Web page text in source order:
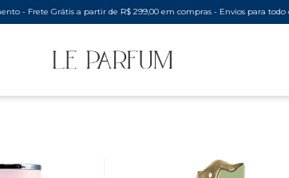
Grátis a partir de R$ 299,00 em compras - Envios para todo o